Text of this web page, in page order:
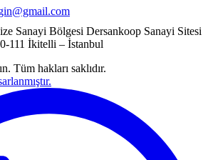
Sanayi Bölgesi Dersankoop Sanayi Sitesi
111 İkitelli – İstanbul
Tüm hakları saklıdır.